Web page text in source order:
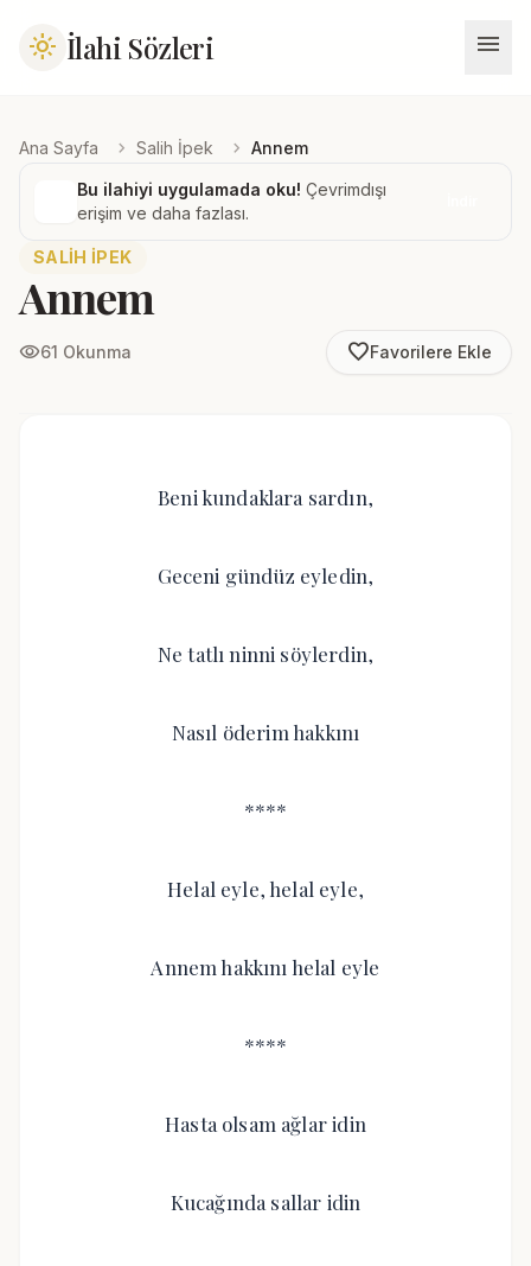
light_mode İlahi Sözleri menu
Ana Sayfa chevron_right Salih İpek chevron_right Annem
Bu ilahiyi uygulamada oku! Çevrimdışı
erişim ve daha fazlası.
SALIH İPEK
Annem
visibility61 Okunma favorite_borderFavorilere Ekle
Beni kundaklara sardın,
Geceni gündüz eyledin,
Ne tatlı ninni söylerdin,
Nasıl öderim hakkını
****
Helal eyle, helal eyle,
Annem hakkını helal eyle
****
Hasta olsam ağlar idin
Kucağında sallar idin